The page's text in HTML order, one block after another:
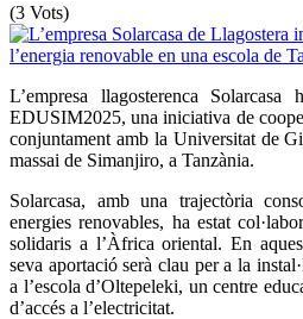
(3 Vots)
L’empresa llagosterenca
EDUSIM2025, una iniciativa de
conjuntament amb la Universitat de
massai de Simanjiro, a Tanzània.
Solarcasa, amb una trajectòria
energies renovables, ha estat
solidaris a l’Àfrica oriental. En
seva aportació serà clau per a la
a l’escola d’Oltepeleki, un centre
d’accés a l’electricitat.